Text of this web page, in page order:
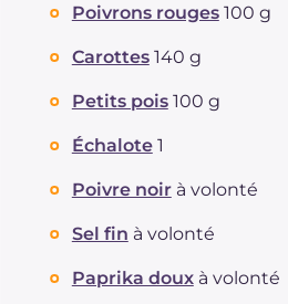
Poivrons rouges 100 g
Carottes 140 g
Petits pois 100 g
Échalote 1
Poivre noir à volonté
Sel fin à volonté
Paprika doux à volonté